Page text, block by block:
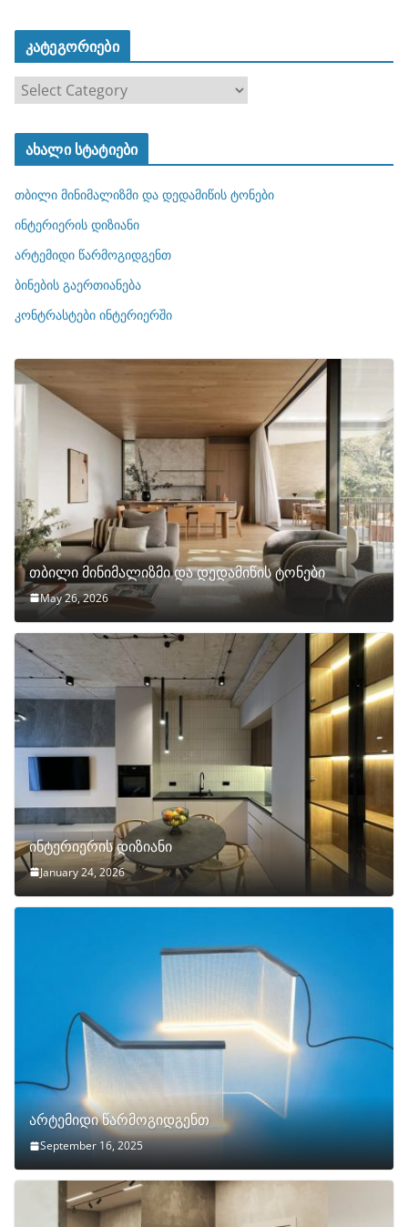
კატეგორიები
ტ
ო
რ
ბ
ი
ახალი სტატიები
თბილი მინიმალიზმი და დედამიწის ტონები
ინტერიერის დიზიანი
არტემიდი წარმოგიდგენთ
ბინების გაერთიანება
კონტრასტები ინტერიერში
თბილი მინიმალიზმი და დედამიწის ტონები
May 26, 2026
ინტერიერის დიზიანი
January 24, 2026
არტემიდი წარმოგიდგენთ
September 16, 2025